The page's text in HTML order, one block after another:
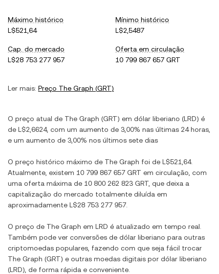
Máximo histórico
L$521,64
Mínimo histórico
L$2,5487
Cap. do mercado
L$28 753 277 957
Oferta em circulação
10 799 867 657 GRT
Ler mais: Preço The Graph (GRT)
O preço atual de The Graph (GRT) em dólar liberiano (LRD) é
de L$2,6624, com um aumento de 3,00% nas últimas 24 horas,
e um aumento de 3,00% nos últimos sete dias
O preço histórico máximo de The Graph foi de L$521,64.
Atualmente, existem 10 799 867 657 GRT em circulação, com
uma oferta máxima de 10 800 262 823 GRT , que deixa a
capitalização do mercado totalmente diluída em
aproximadamente L$28 753 277 957
O preço de The Graph em LRD é atualizado em tempo real.
Também pode ver conversões de dólar liberiano para outras
criptomoedas populares, fazendo com que seja fácil trocar
The Graph (GRT) e outras moedas digitais por dólar liberiano
(LRD), de forma rápida e conveniente.